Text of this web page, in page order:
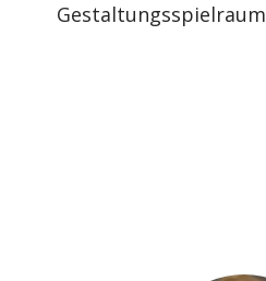
Gestaltungsspielraum